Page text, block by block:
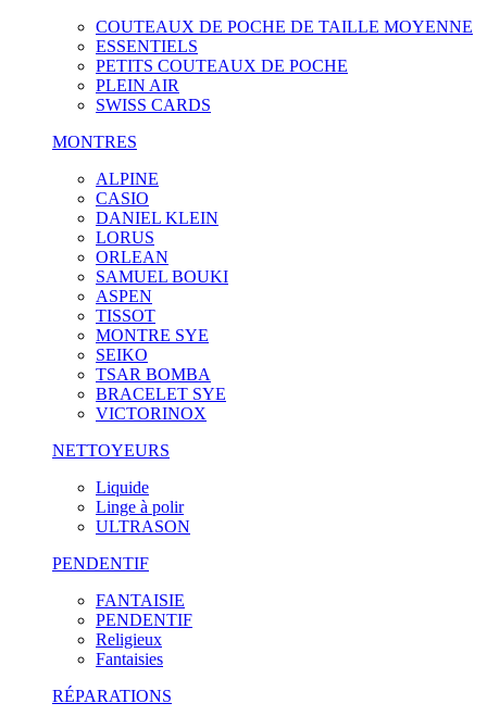
COUTEAUX DE POCHE DE TAILLE MOYENNE
ESSENTIELS
PETITS COUTEAUX DE POCHE
PLEIN AIR
SWISS CARDS
MONTRES
ALPINE
CASIO
DANIEL KLEIN
LORUS
ORLEAN
SAMUEL BOUKI
ASPEN
TISSOT
MONTRE SYE
SEIKO
TSAR BOMBA
BRACELET SYE
VICTORINOX
NETTOYEURS
Liquide
Linge à polir
ULTRASON
PENDENTIF
FANTAISIE
PENDENTIF
Religieux
Fantaisies
RÉPARATIONS